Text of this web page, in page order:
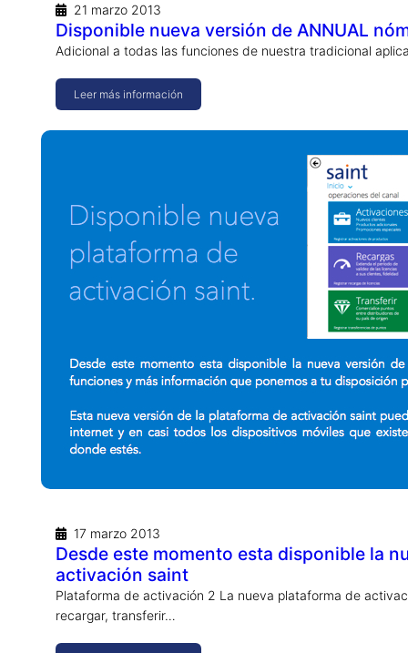
21 marzo 2013
Disponible nueva versión de ANNUAL
Adicional a todas las funciones de nuestra tradicional
Leer más información
17 marzo 2013
Desde este momento esta disponible la
activación saint
Plataforma de activación 2 La nueva plataforma de
recargar, transferir…